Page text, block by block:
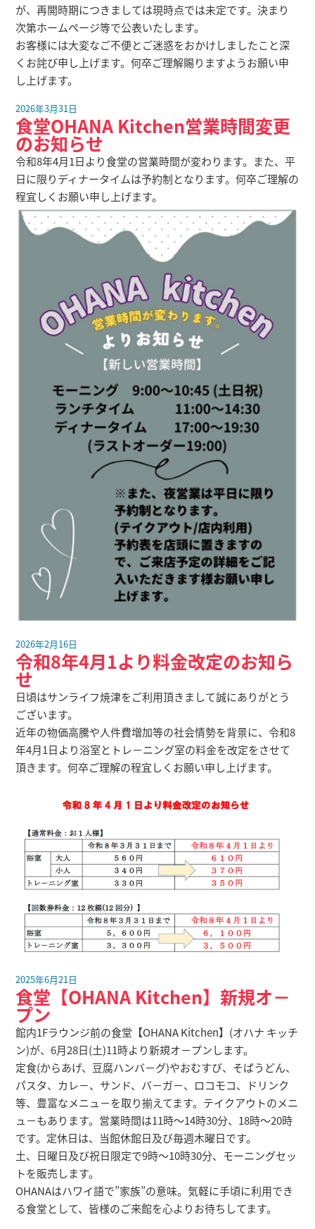
が、再開時期につきましては現時点では未定です。決まり
次第ホームページ等で公表いたします。
お客様には大変なご不便とご迷惑をおかけしましたこと深
くお詫び申し上げます。何卒ご理解賜りますようお願い申
し上げます。
2026年3月31日
食堂OHANA Kitchen営業時間変更
のお知らせ
令和8年4月1日より食堂の営業時間が変わります。また、平
日に限りディナータイムは予約制となります。何卒ご理解の
程宜しくお願い申し上げます。
2026年2月16日
令和8年4月1より料金改定のお知ら
せ
日頃はサンライフ焼津をご利用頂きまして誠にありがとう
ございます。
近年の物価高騰や人件費増加等の社会情勢を背景に、令和8
年4月1日より浴室とトレ－ニング室の料金を改定をさせて
頂きます。何卒ご理解の程宜しくお願い申し上げます。
2025年6月21日
食堂【OHANA Kitchen】新規オ－
プン
館内1Fラウンジ前の食堂【OHANA Kitchen】(オハナ キッチ
ン)が、6月28日(土)11時より新規オ－プンします。
定食(からあげ、豆腐ハンバ－グ)やおむすび、そばうどん、
パスタ、カレ－、サンド、バ－ガ－、ロコモコ、ドリンク
等、豊富なメニュ－を取り揃えてます。テイクアウトのメニ
ュ－もあります。営業時間は11時～14時30分、18時～20時
です。定休日は、当館休館日及び毎週木曜日です。
土、日曜日及び祝日限定で9時～10時30分、モーニングセッ
トを販売します。
OHANAはハワイ語で”家族”の意味。気軽に手頃に利用でき
る食堂として、皆様のご来館を心よりお待ちしてます。